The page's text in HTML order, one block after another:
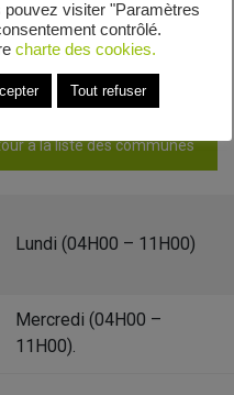
de
Linatte
à la liste des communes
Lundi (04H00 – 11H00)
Mercredi (04H00 –
11H00).
visiter "Paramètres
contrôlé.
charte des cookies.
Tout refuser